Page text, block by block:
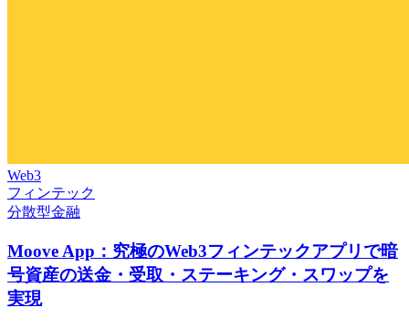
Web3
フィンテック
分散型金融
Moove App：究極のWeb3フィンテックアプリで暗
号資産の送金・受取・ステーキング・スワップを
実現